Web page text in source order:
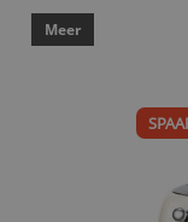
Meer